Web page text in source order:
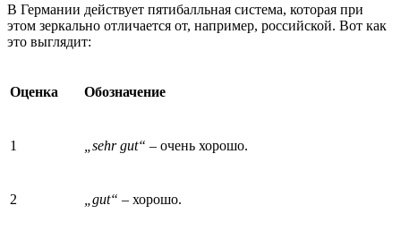
В Германии действует пятибалльная система, которая при
этом зеркально отличается от, например, российской. Вот как
это выглядит:
Оценка Обозначение
1 „sehr gut“ – очень хорошо.
2 „gut“ – хорошо.